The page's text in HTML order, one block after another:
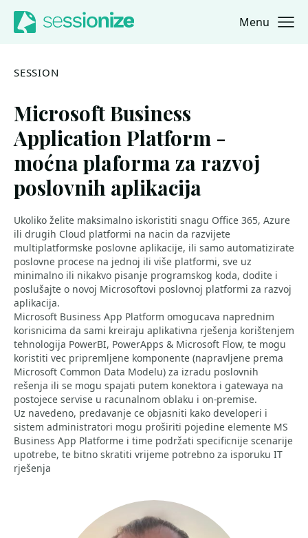
Jump to navigation
Jump to content Menu
SESSION
Microsoft Business
Application Platform -
moćna plaforma za razvoj
poslovnih aplikacija
Ukoliko želite maksimalno iskoristiti snagu Office 365, Azure
ili drugih Cloud platformi na nacin da razvijete
multiplatformske poslovne aplikacije, ili samo automatizirate
poslovne procese na jednoj ili više platformi, sve uz
minimalno ili nikakvo pisanje programskog koda, dodite i
poslušajte o novoj Microsoftovi poslovnoj platformi za razvoj
aplikacija.
Microsoft Business App Platform omogucava naprednim
korisnicima da sami kreiraju aplikativna rješenja korištenjem
tehnologija PowerBI, PowerApps & Microsoft Flow, te mogu
koristiti vec pripremljene komponente (napravljene prema
Microsoft Common Data Modelu) za izradu poslovnih
rešenja ili se mogu spajati putem konektora i gatewaya na
postojece servise u racunalnom oblaku i on-premise.
Uz navedeno, predavanje ce objasniti kako developeri i
sistem administratori mogu proširiti pojedine elemente MS
Business App Platforme i time podržati specificnije scenarije
upotrebe, te bitno skratiti vrijeme potrebno za isporuku IT
rješenja